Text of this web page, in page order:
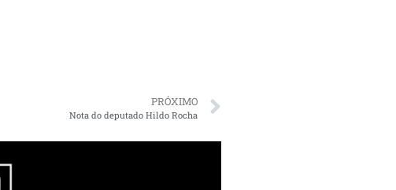
PRÓXIMO
Nota do deputado Hildo Rocha